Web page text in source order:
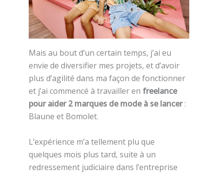
Mais au bout d’un certain temps, j’ai eu
envie de diversifier mes projets, et d’avoir
plus d’agilité dans ma façon de fonctionner
et j’ai commencé à travailler en freelance
pour aider 2 marques de mode à se lancer:
Blaune et Bomolet.
L’expérience m’a tellement plu que
quelques mois plus tard, suite à un
redressement judiciaire dans l’entreprise